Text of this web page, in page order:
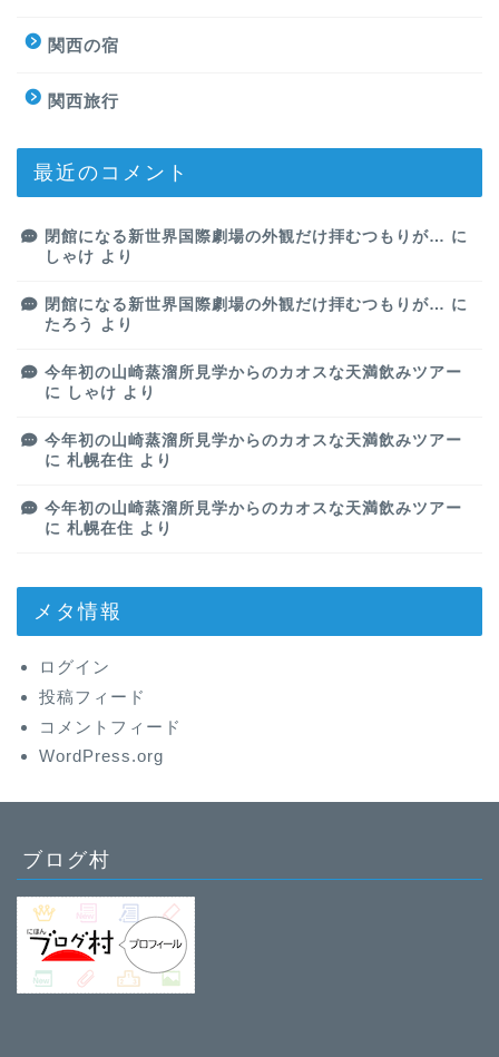
関西の宿
関西旅行
最近のコメント
閉館になる新世界国際劇場の外観だけ拝むつもりが… に
しゃけ より
閉館になる新世界国際劇場の外観だけ拝むつもりが… に
たろう
より
今年初の山崎蒸溜所見学からのカオスな天満飲みツアー
に
しゃけ より
今年初の山崎蒸溜所見学からのカオスな天満飲みツアー
に 札幌在住 より
今年初の山崎蒸溜所見学からのカオスな天満飲みツアー
に 札幌在住 より
メタ情報
ログイン
投稿フィード
コメントフィード
WordPress.org
ブログ村